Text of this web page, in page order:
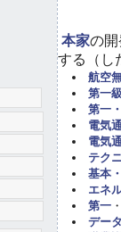
本家の
する（し
航空
第一
第一
電気
電気
テク
基本
エネ
第一 ・
デー